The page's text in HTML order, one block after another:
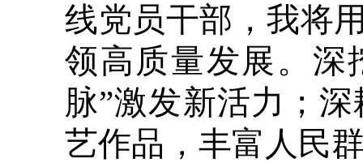
线党员干部，我将
领高质量发展。深
脉”激发新活力；
艺作品，丰富人民